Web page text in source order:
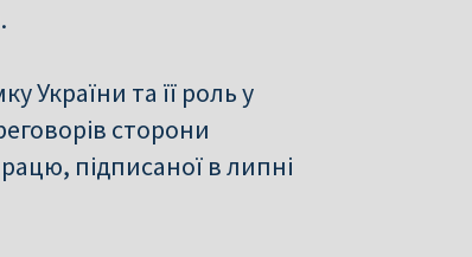
України та її роль у
сторони
підписаної в липні